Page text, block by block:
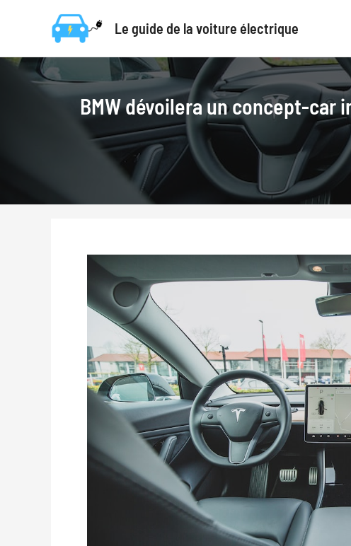
Le guide de la voiture électrique
BMW dévoilera un concept-car